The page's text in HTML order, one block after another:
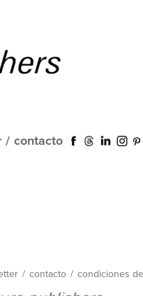
/ contacto
/ contacto / condiciones